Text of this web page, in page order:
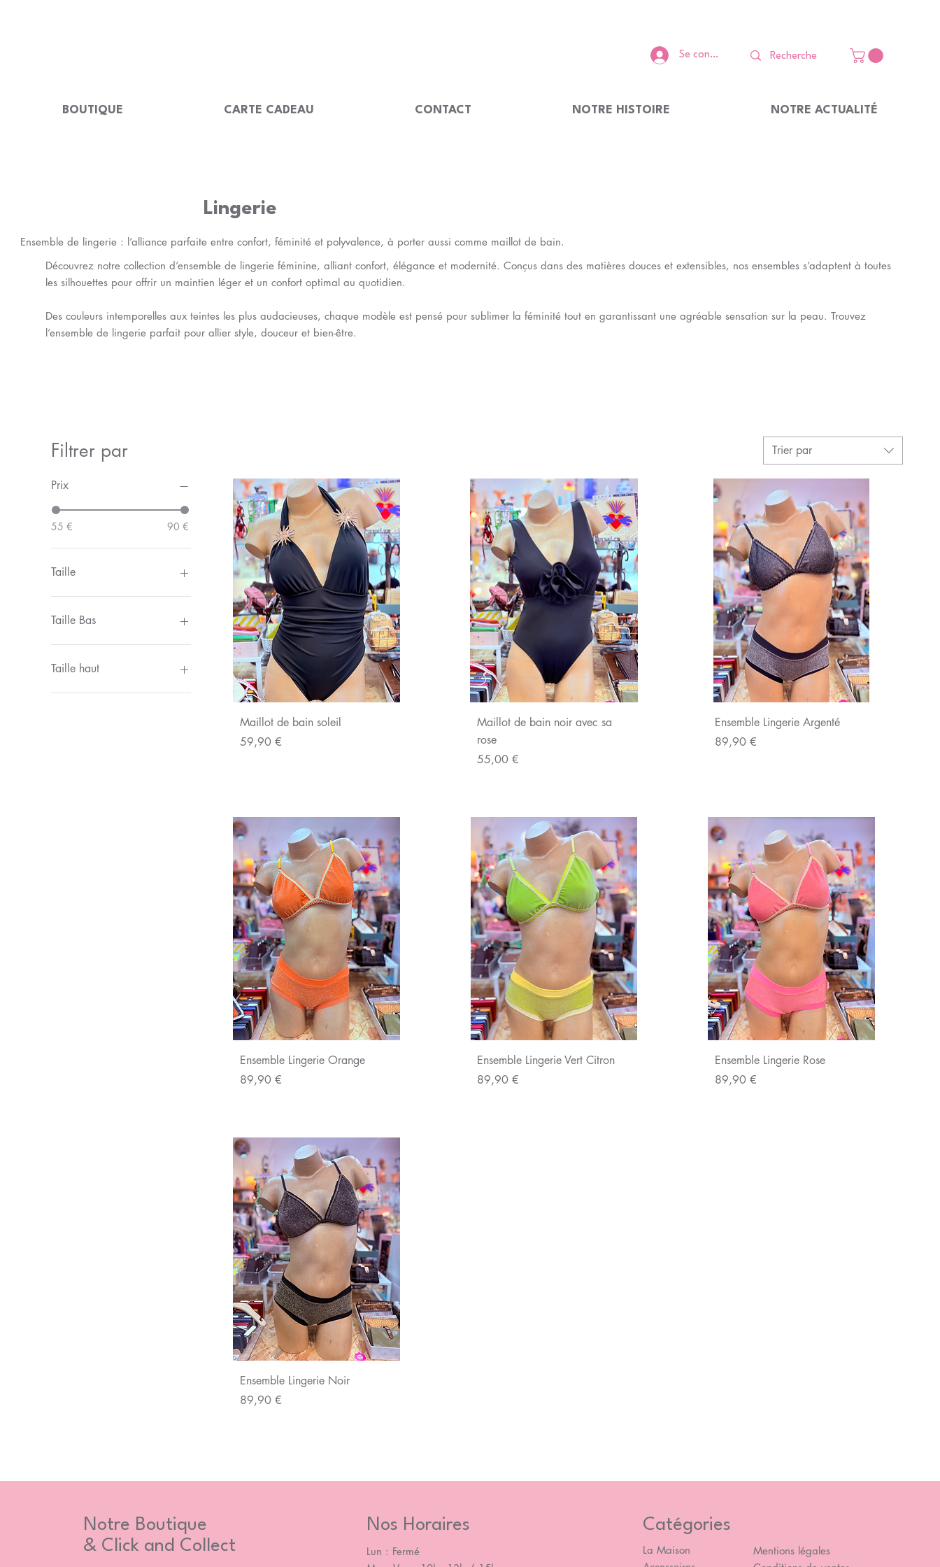
Se connecter
BOUTIQUE CARTE CADEAU CONTACT NOTRE HISTOIRE NOTRE ACTUALITÉ
Lingerie
Ensemble de lingerie : l’alliance parfaite entre confort, féminité et polyvalence, à porter aussi comme maillot de bain.
Découvrez notre collection d’ensemble de lingerie féminine, alliant confort, élégance et modernité. Conçus dans des matières douces et extensibles, nos ensembles s’adaptent à toutes
les silhouettes pour offrir un maintien léger et un confort optimal au quotidien.
Des couleurs intemporelles aux teintes les plus audacieuses, chaque modèle est pensé pour sublimer la féminité tout en garantissant une agréable sensation sur la peau. Trouvez
l’ensemble de lingerie parfait pour allier style, douceur et bien-être.
Filtrer par
Prix
55 € 90 €
Taille
M/L
S/M
Taille Bas
36/42
Taille haut
TU
Trier par
Aperçu rapide
Maillot de bain soleil
Prix
59,90 €
Aperçu rapide
Maillot de bain noir avec sa
rose
Prix
55,00 €
Aperçu rapide
Ensemble Lingerie Argenté
Prix
89,90 €
Aperçu rapide
Ensemble Lingerie Orange
Prix
89,90 €
Aperçu rapide
Ensemble Lingerie Vert Citron
Prix
89,90 €
Aperçu rapide
Ensemble Lingerie Rose
Prix
89,90 €
Aperçu rapide
Ensemble Lingerie Noir
Prix
89,90 €
Notre Boutique
& Click and Collect
Nos Horaires
Lun : Fermé
Catégories
La Maison
Mentions légales